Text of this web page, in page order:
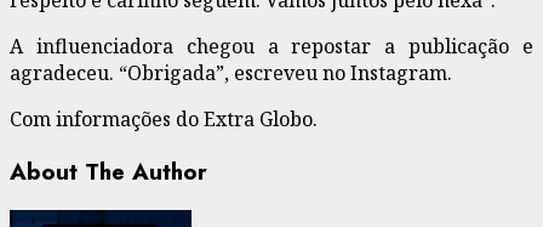
A influenciadora chegou a repostar a publicação e
agradeceu. “Obrigada”, escreveu no Instagram.
Com informações do Extra Globo.
About The Author